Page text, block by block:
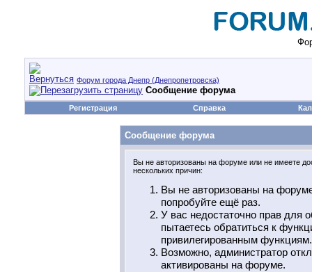
Форум города Днепр (Днепропетровска)
Сообщение форума
Регистрация Справка
Сообщение форума
Вы не авторизованы на форуме или не имеете
нескольких причин:
Вы не авторизованы на
попробуйте ещё раз.
У вас недостаточно прав для
пытаетесь обратиться к
привилегированным функциям.
Возможно, администратор
активированы на форуме.